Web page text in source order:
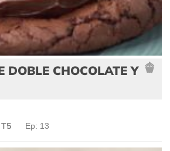
DOBLE CHOCOLATE Y
Ep: 13